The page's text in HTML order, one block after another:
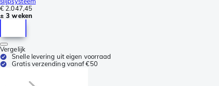
€ 2.047,45
± 3 weken
Vergelijk
Snelle levering uit eigen voorraad
Gratis verzending vanaf €50